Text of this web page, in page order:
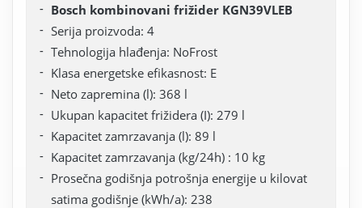
Bosch kombinovani frižider KGN39VLEB
Serija proizvoda: 4
Tehnologija hlađenja: NoFrost
Klasa energetske efikasnost: E
Neto zapremina (l): 368 l
Ukupan kapacitet frižidera (I): 279 l
Kapacitet zamrzavanja (l): 89 l
Kapacitet zamrzavanja (kg/24h) : 10 kg
Prosečna godišnja potrošnja energije u kilovat
satima godišnje (kWh/a): 238